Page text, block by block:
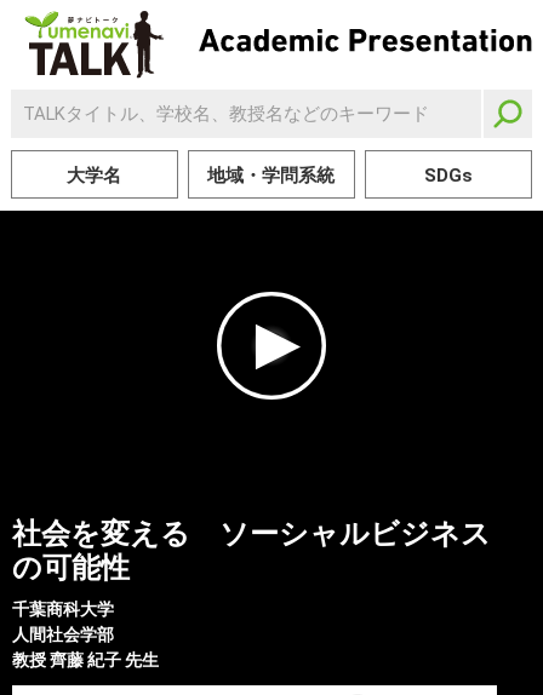
大学名 地域・学問系統 SDGs
社会を変える　ソーシャルビジネス
の可能性
千葉商科大学
人間社会学部
教授齊藤 紀子先生